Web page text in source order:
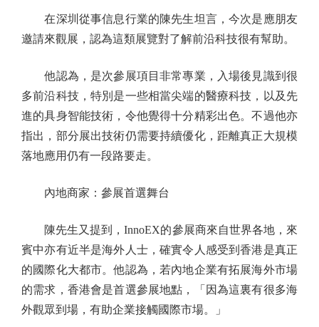
在深圳從事信息行業的陳先生坦言，今次是應朋友
邀請來觀展，認為這類展覽對了解前沿科技很有幫助。
他認為，是次參展項目非常專業，入場後見識到很
多前沿科技，特別是一些相當尖端的醫療科技，以及先
進的具身智能技術，令他覺得十分精彩出色。不過他亦
指出，部分展出技術仍需要持續優化，距離真正大規模
落地應用仍有一段路要走。
內地商家：參展首選舞台
陳先生又提到，InnoEX的參展商來自世界各地，來
賓中亦有近半是海外人士，確實令人感受到香港是真正
的國際化大都市。他認為，若內地企業有拓展海外市場
的需求，香港會是首選參展地點，「因為這裏有很多海
外觀眾到場，有助企業接觸國際市場。」